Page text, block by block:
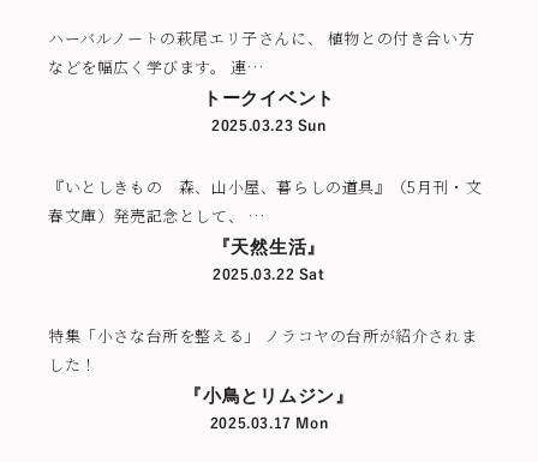
ハーバルノートの萩尾エリ子さんに、 植物との付き合い方
などを幅広く学びます。 連…
トークイベント
2025.03.23 Sun
『いとしきもの 森、山小屋、暮らしの道具』（5月刊・文
春文庫）発売記念として、 …
『天然生活』
2025.03.22 Sat
特集「小さな台所を整える」 ノラコヤの台所が紹介されま
した！
『小鳥とリムジン』
2025.03.17 Mon